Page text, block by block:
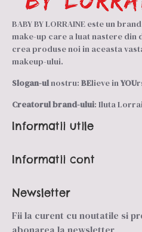
BABY BY LORRAINE este un
make-up care a luat nastere din
crea produse noi in aceasta
makeup-ului.
Slogan-ulnostru: BElieve inYOU
Creatorul brand-ului: Iluta
Informatii utile
Informatii cont
Newsletter
Fii la curent cu noutatile si